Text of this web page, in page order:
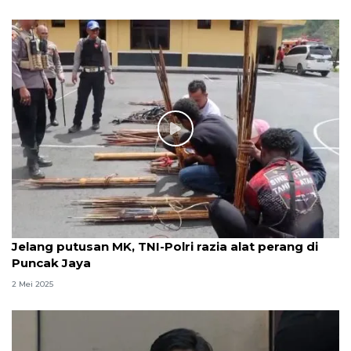
Jelang putusan MK, TNI-Polri razia alat perang di
Puncak Jaya
2 Mei 2025